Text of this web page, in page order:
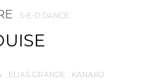
. S-E-D DANCE
. ELIAS GRANDE . KANAKO